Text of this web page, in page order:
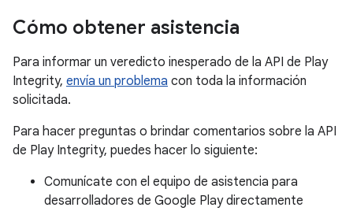
Cómo obtener asistencia
Para informar un veredicto inesperado de la API de Play
Integrity, envía un problema con toda la información
solicitada.
Para hacer preguntas o brindar comentarios sobre la API
de Play Integrity, puedes hacer lo siguiente:
Comunícate con el equipo de asistencia para
desarrolladores de Google Play directamente